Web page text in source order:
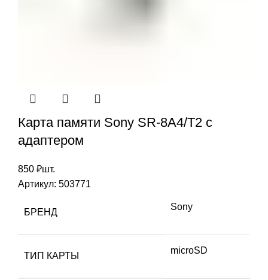
Карта памяти Sony SR-8A4/T2 с
адаптером
850 ₽шт.
Артикул: 503771
БРЕНД
Sony
ТИП КАРТЫ
microSD